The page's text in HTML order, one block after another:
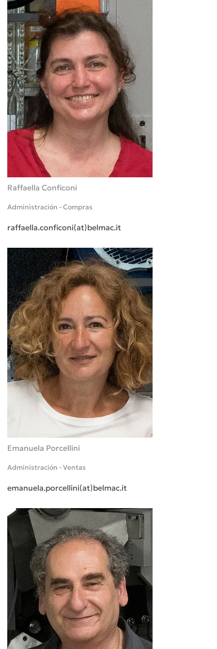
Raffaella Conficoni
Administración - Compras
raffaella.conficoni(at)belmac.it
Emanuela Porcellini
Administración - Ventas
emanuela.porcellini(at)belmac.it